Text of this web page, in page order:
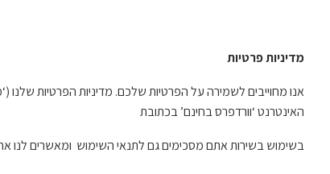
מדיניות פרטיות
אנו מחוייבים לשמירה על הפרטיות שלכם. מדיניות הפרטיות
האינטרנט ‘וורדפרס בחינם’ בכתובת
בשימוש בשירות אתם מסכימים גם לתנאי השימוש ומאשרים לנו